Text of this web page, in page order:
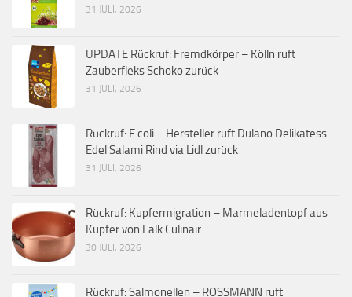
31 JULI, 2026
UPDATE Rückruf: Fremdkörper – Kölln ruft
Zauberfleks Schoko zurück
31 JULI, 2026
Rückruf: E.coli – Hersteller ruft Dulano Delikatess
Edel Salami Rind via Lidl zurück
31 JULI, 2026
Rückruf: Kupfermigration – Marmeladentopf aus
Kupfer von Falk Culinair
30 JULI, 2026
Rückruf: Salmonellen – ROSSMANN ruft